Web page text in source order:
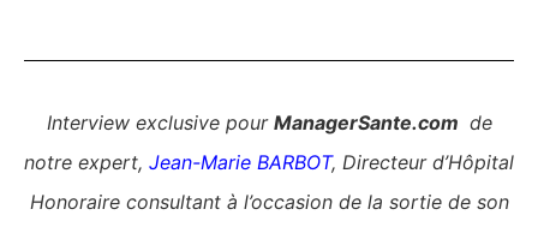
Interview exclusive pour ManagerSante.com de
notre expert, Jean-Marie BARBOT, Directeur d’Hôpital
Honoraire consultant à l’occasion de la sortie de son